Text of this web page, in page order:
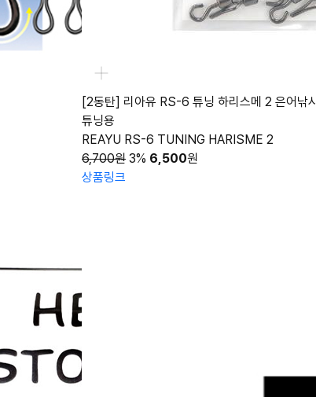
[2동탄] 리아유 RS-6 튜닝 하리스메 2 은어낚시
튜닝용
REAYU RS-6 TUNING HARISME 2
6,700원 3% 6,500원
상품링크